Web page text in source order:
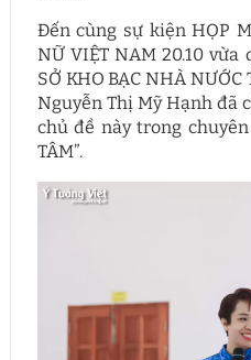
Đến cùng sự kiện HỌP
NỮ VIỆT NAM 20.10 vừa
SỞ KHO BẠC NHÀ
Nguyễn Thị Mỹ Hạnh đã
chủ đề này trong
TÂM”.